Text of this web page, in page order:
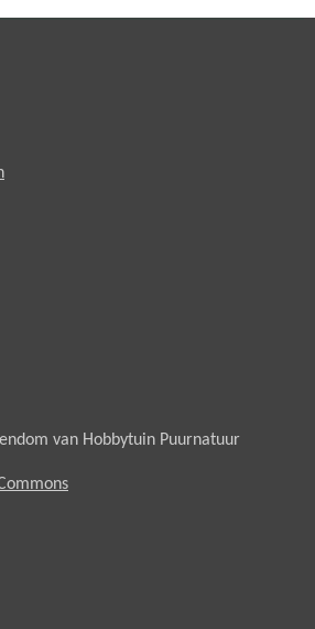
van Hobbytuin Puurnatuur